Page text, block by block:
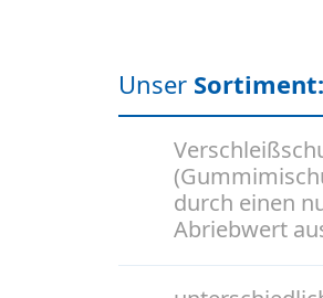
Unser Sortiment:
durch einen
Abriebwert